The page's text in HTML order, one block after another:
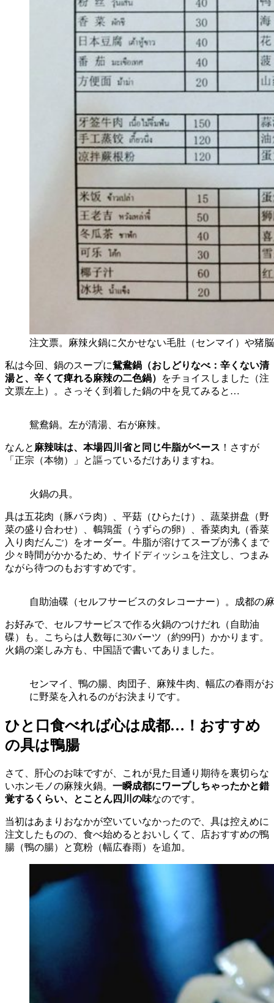
注文票。麻辣火鍋に欠かせない毛肚（センマイ）や猪
私は今回、鍋のスープに鴛鴦鍋（おしどりなべ：辛くない清
湯と、辛くて痺れる麻辣の二色鍋）
をチョイスしました（注
文票左上）。さっそく到着した鍋の中を見てみると…
鴛鴦鍋。左が清湯、右が麻辣。
なんと 麻辣味は、本場四川省と同じ牛脂がベース ！さすが
「正宗（本物）」と謳っているだけありますね。
火鍋の具。
具は五花肉（豚バラ肉）、平菇（ひらたけ）、蔬菜拼盘（野
菜の盛り合わせ）、鵪鶉蛋（うずらの卵）、香菜肉丸（香菜
入り肉だんご）をオーダー。牛脂が溶けてスープが沸くまで
少々時間がかかるため、サイドディッシュを注文し、つまみ
ながら待つのもおすすめです。
自助油碟（セルフサービスのタレコーナー）。成都の
お好みで、セルフサービスで作る火鍋のつけだれ（自助油
碟）も。こちらは人数毎に30バーツ（約99円）かかります。
火鍋の楽しみ方も、中国語で書いてありました。
センマイ、鴨の腸、肉団子、麻辣牛肉、幅広の春雨が
に野菜を入れるのがお決まりです。
ひと口食べれば心は成都…！おすすめ
の具は鴨腸
さて、肝心のお味ですが、これが見た目通り期待を裏切らな
いホンモノの麻辣火鍋。 一瞬成都にワープしちゃったかと錯
覚するくらい、とことん四川の味なのです。
当初はあまりおなかが空いていなかったので、具は控えめに
注文したものの、食べ始めるとおいしくて、店おすすめの鴨
腸（鴨の腸）と寛粉（幅広春雨）を追加。